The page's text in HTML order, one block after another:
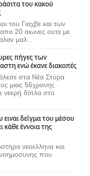
του κακού
του Γιαχβε και των
20 αιωνες ουτε με
μαλ...
πήγες των
ενώ έκανε διακοπές
στα Νέα Στύρα
μιας 56χρονης
νεκρή δίπλα στο
δείγμα του μέσου
κάθε έννοια της
νεοελληνα και
νοημοσυνης που